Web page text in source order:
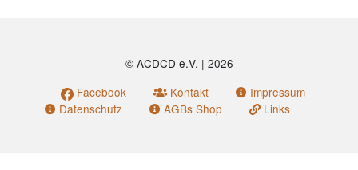
© ACDCD e.V. | 2026
Facebook
Kontakt
Impressum
Datenschutz
AGBs Shop Links